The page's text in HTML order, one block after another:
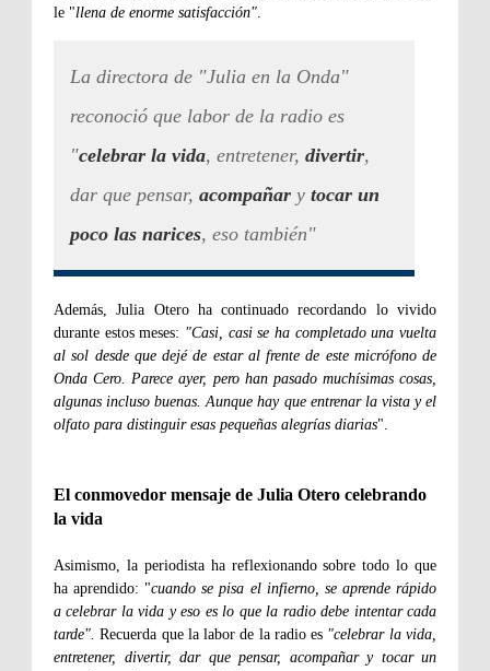
le "llena de enorme satisfacción".
La directora de "Julia en la Onda"
reconoció que labor de la radio es
"celebrar la vida, entretener, divertir,
dar que pensar, acompañar y tocar un
poco las narices, eso también"
Además, Julia Otero ha continuado recordando lo vivido
durante estos meses: "Casi, casi se ha completado una vuelta
al sol desde que dejé de estar al frente de este micrófono de
Onda Cero. Parece ayer, pero han pasado muchísimas cosas,
algunas incluso buenas. Aunque hay que entrenar la vista y el
olfato para distinguir esas pequeñas alegrías diarias".
El conmovedor mensaje de Julia Otero celebrando
la vida
Asimismo, la periodista ha reflexionando sobre todo lo que
ha aprendido: "cuando se pisa el infierno, se aprende rápido
a celebrar la vida y eso es lo que la radio debe intentar cada
tarde". Recuerda que la labor de la radio es "celebrar la vida,
entretener, divertir, dar que pensar, acompañar y tocar un